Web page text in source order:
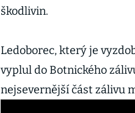
škodlivin.
Ledoborec, který je
vyplul do Botnického
nejsevernější část zálivu